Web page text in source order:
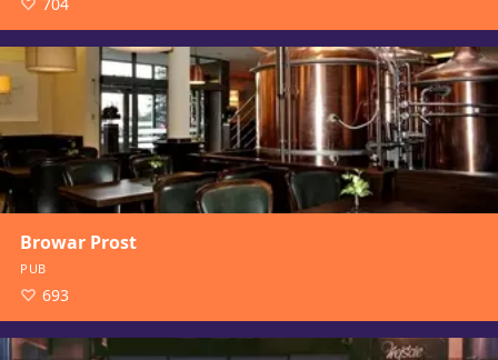
Browar Prost
PUB
693